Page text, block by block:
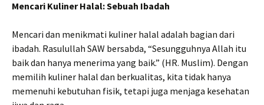
Mencari Kuliner Halal: Sebuah Ibadah
Mencari dan menikmati kuliner halal adalah bagian dari
ibadah. Rasulullah SAW bersabda, “Sesungguhnya Allah itu
baik dan hanya menerima yang baik.” (HR. Muslim). Dengan
memilih kuliner halal dan berkualitas, kita tidak hanya
memenuhi kebutuhan fisik, tetapi juga menjaga kesehatan